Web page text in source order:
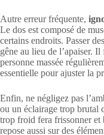
Autre erreur fréquente,
Le dos est composé de
certains endroits. Passer
gêne au lieu de l’apaiser.
personne massée
essentielle pour ajuster la
Enfin, ne négligez pas
ou un éclairage trop brutal
trop froid fera frissonner et
repose aussi sur des